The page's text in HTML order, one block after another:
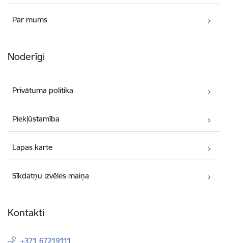
Par mums
Noderīgi
Privātuma politika
Piekļūstamība
Lapas karte
Sīkdatņu izvēles maiņa
Kontakti
+371 67219111